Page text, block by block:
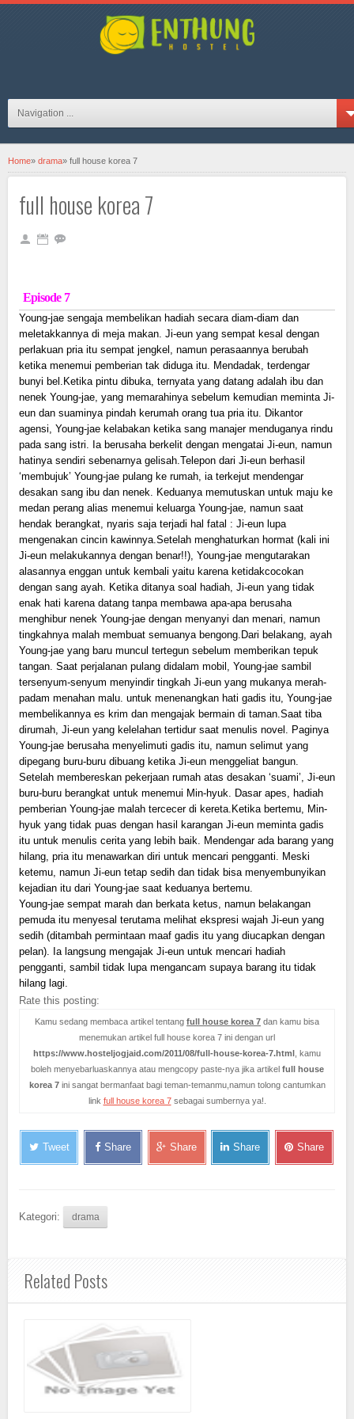
Navigation ...
Home» drama» full house korea 7
full house korea 7
Episode 7
Young-jae sengaja membelikan hadiah secara diam-diam dan
meletakkannya di meja makan. Ji-eun yang sempat kesal dengan
perlakuan pria itu sempat jengkel, namun perasaannya berubah
ketika menemui pemberian tak diduga itu. Mendadak, terdengar
bunyi bel.Ketika pintu dibuka, ternyata yang datang adalah ibu dan
nenek Young-jae, yang memarahinya sebelum kemudian meminta Ji-
eun dan suaminya pindah kerumah orang tua pria itu. Dikantor
agensi, Young-jae kelabakan ketika sang manajer menduganya rindu
pada sang istri. Ia berusaha berkelit dengan mengatai Ji-eun, namun
hatinya sendiri sebenarnya gelisah.Telepon dari Ji-eun berhasil
‘membujuk’ Young-jae pulang ke rumah, ia terkejut mendengar
desakan sang ibu dan nenek. Keduanya memutuskan untuk maju ke
medan perang alias menemui keluarga Young-jae, namun saat
hendak berangkat, nyaris saja terjadi hal fatal : Ji-eun lupa
mengenakan cincin kawinnya.Setelah menghaturkan hormat (kali ini
Ji-eun melakukannya dengan benar!!), Young-jae mengutarakan
alasannya enggan untuk kembali yaitu karena ketidakcocokan
dengan sang ayah. Ketika ditanya soal hadiah, Ji-eun yang tidak
enak hati karena datang tanpa membawa apa-apa berusaha
menghibur nenek Young-jae dengan menyanyi dan menari, namun
tingkahnya malah membuat semuanya bengong.Dari belakang, ayah
Young-jae yang baru muncul tertegun sebelum memberikan tepuk
tangan. Saat perjalanan pulang didalam mobil, Young-jae sambil
tersenyum-senyum menyindir tingkah Ji-eun yang mukanya merah-
padam menahan malu. untuk menenangkan hati gadis itu, Young-jae
membelikannya es krim dan mengajak bermain di taman.Saat tiba
dirumah, Ji-eun yang kelelahan tertidur saat menulis novel. Paginya
Young-jae berusaha menyelimuti gadis itu, namun selimut yang
dipegang buru-buru dibuang ketika Ji-eun menggeliat bangun.
Setelah membereskan pekerjaan rumah atas desakan ‘suami’, Ji-eun
buru-buru berangkat untuk menemui Min-hyuk. Dasar apes, hadiah
pemberian Young-jae malah tercecer di kereta. Ketika bertemu, Min-
hyuk yang tidak puas dengan hasil karangan Ji-eun meminta gadis
itu untuk menulis cerita yang lebih baik. Mendengar ada barang yang
hilang, pria itu menawarkan diri untuk mencari pengganti. Meski
ketemu, namun Ji-eun tetap sedih dan tidak bisa menyembunyikan
kejadian itu dari Young-jae saat keduanya bertemu.
Young-jae sempat marah dan berkata ketus, namun belakangan
pemuda itu menyesal terutama melihat ekspresi wajah Ji-eun yang
sedih (ditambah permintaan maaf gadis itu yang diucapkan dengan
pelan). Ia langsung mengajak Ji-eun untuk mencari hadiah
pengganti, sambil tidak lupa mengancam supaya barang itu tidak
hilang lagi.
Rate this posting:
Kamu sedang membaca artikel tentang full house korea 7 dan kamu bisa
menemukan artikel full house korea 7 ini dengan url
https://www.hosteljogjaid.com/2011/08/full-house-korea-7.html , kamu
boleh menyebarluaskannya atau mengcopy paste-nya jika artikel full house
korea 7ini sangat bermanfaat bagi teman-temanmu,namun tolong cantumkan
link full house korea 7sebagai sumbernya ya!.
Tweet Share Share Share Share
Kategori: drama
Related Posts